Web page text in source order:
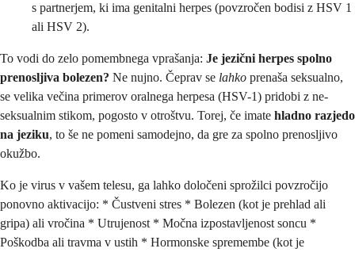
s partnerjem, ki ima genitalni herpes (povzročen bodisi z HSV 1
ali HSV 2).
To vodi do zelo pomembnega vprašanja: Je jezični herpes spolno
prenosljiva bolezen? Ne nujno. Čeprav se lahko prenaša seksualno,
se velika večina primerov oralnega herpesa (HSV-1) pridobi z ne-
seksualnim stikom, pogosto v otroštvu. Torej, če imate hladno razjedo
na jeziku, to še ne pomeni samodejno, da gre za spolno prenosljivo
okužbo.
Ko je virus v vašem telesu, ga lahko določeni sprožilci povzročijo
ponovno aktivacijo: * Čustveni stres * Bolezen (kot je prehlad ali
gripa) ali vročina * Utrujenost * Močna izpostavljenost soncu *
Poškodba ali travma v ustih * Hormonske spremembe (kot je